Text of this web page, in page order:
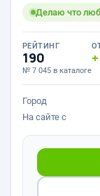
Делаю что
РЕЙТИНГ
190
№ 7 045 в каталоге
Город
На сайте с